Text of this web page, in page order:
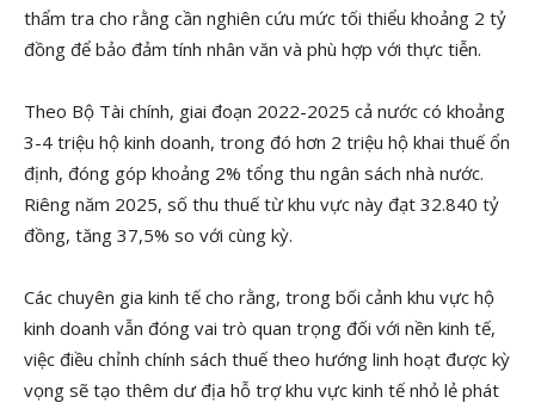
thẩm tra cho rằng cần nghiên cứu mức tối thiểu khoảng 2 tỷ
đồng để bảo đảm tính nhân văn và phù hợp với thực tiễn.
Theo Bộ Tài chính, giai đoạn 2022-2025 cả nước có khoảng
3-4 triệu hộ kinh doanh, trong đó hơn 2 triệu hộ khai thuế ổn
định, đóng góp khoảng 2% tổng thu ngân sách nhà nước.
Riêng năm 2025, số thu thuế từ khu vực này đạt 32.840 tỷ
đồng, tăng 37,5% so với cùng kỳ.
Các chuyên gia kinh tế cho rằng, trong bối cảnh khu vực hộ
kinh doanh vẫn đóng vai trò quan trọng đối với nền kinh tế,
việc điều chỉnh chính sách thuế theo hướng linh hoạt được kỳ
vọng sẽ tạo thêm dư địa hỗ trợ khu vực kinh tế nhỏ lẻ phát